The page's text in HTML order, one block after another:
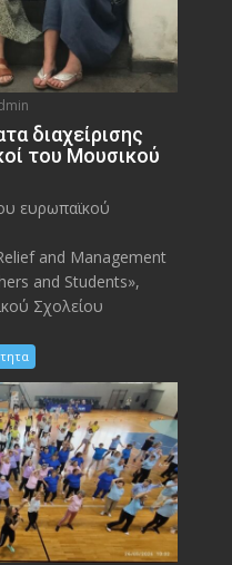
διαχείρισης
του Μουσικού
ευρωπαϊκού
and Management
and Students»,
Σχολείου